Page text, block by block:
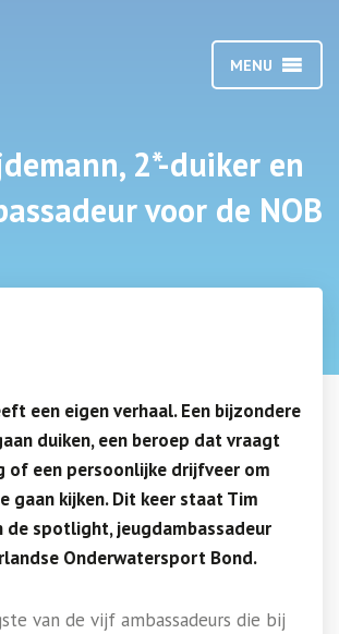
MENU
2*-duiker en
voor de NOB
een eigen verhaal. Een bijzondere
duiken, een beroep dat vraagt
of een persoonlijke drijfveer om
gaan kijken. Dit keer staat Tim
de spotlight, jeugdambassadeur
Onderwatersport Bond.
van de vijf ambassadeurs die bij